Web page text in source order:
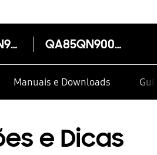
Neo QLED 8K QN900C QA85QN900CU
Manuais e Downloads
e Dicas